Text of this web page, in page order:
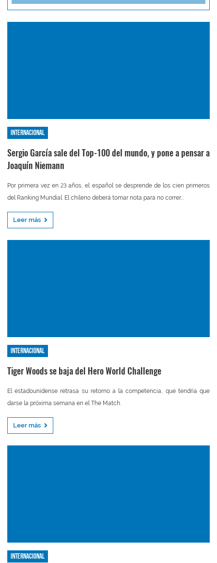
Internacional
Sergio García sale del Top-100 del mundo, y pone a pensar a
Joaquín Niemann
Por primera vez en 23 años, el español se desprende de los cien primeros
del Ranking Mundial. El chileno deberá tomar nota para no correr...
Leer más
Internacional
Tiger Woods se baja del Hero World Challenge
El estadounidense retrasa su retorno a la competencia, que tendría que
darse la próxima semana en el The Match.
Leer más
Internacional